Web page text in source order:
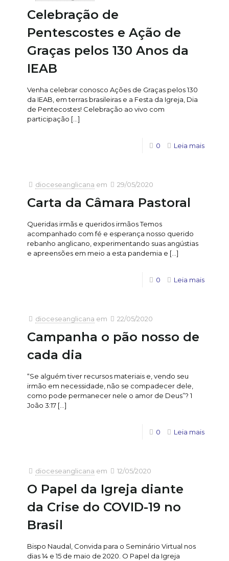
Celebração de
Pentescostes e Ação de
Graças pelos 130 Anos da
IEAB
Venha celebrar conosco Ações de Graças pelos 130
da IEAB, em terras brasileiras e a Festa da Igreja, Dia
de Pentecostes! Celebração ao vivo com
participação […]
0 Leia mais
dioceseanglicana em 29/05/2020
Carta da Câmara Pastoral
Queridas irmãs e queridos irmãos Temos
acompanhado com fé e esperança nosso querido
rebanho anglicano, experimentando suas angústias
e apreensões em meio a esta pandemia e […]
0 Leia mais
dioceseanglicana em 22/05/2020
Campanha o pão nosso de
cada dia
“Se alguém tiver recursos materiais e, vendo seu
irmão em necessidade, não se compadecer dele,
como pode permanecer nele o amor de Deus”? 1
João 3:17 […]
0 Leia mais
dioceseanglicana em 12/05/2020
O Papel da Igreja diante
da Crise do COVID-19 no
Brasil
Bispo Naudal, Convida para o Seminário Virtual nos
dias 14 e 15 de maio de 2020. O Papel da Igreja